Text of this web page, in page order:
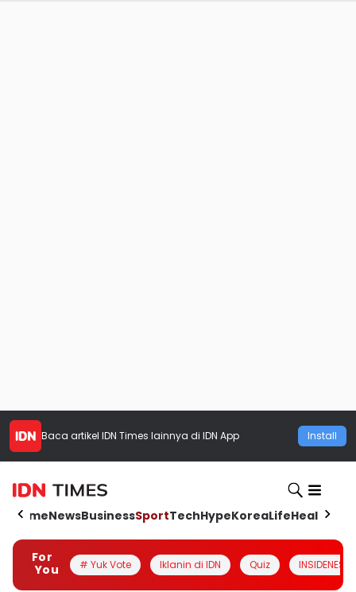
Baca artikel IDN Times lainnya di IDN App Install
HomeNewsBusinessSportTechHypeKoreaLifeHealth
For
You
# Yuk Vote Iklanin di IDN Quiz INSIDENESIA